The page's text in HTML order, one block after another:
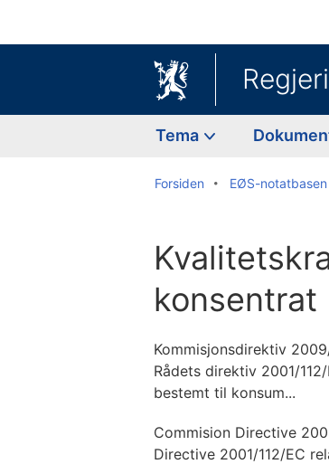
Tema
Forsiden EØS-notatbasen
konsentrat
Kommisjonsdirektiv
Rådets direktiv 2001/
bestemt til konsum...
Commision Directive
Directive 2001/112/EC